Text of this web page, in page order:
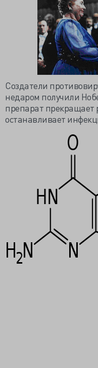
Создатели
недаром получили
препарат прекращает
останавливает